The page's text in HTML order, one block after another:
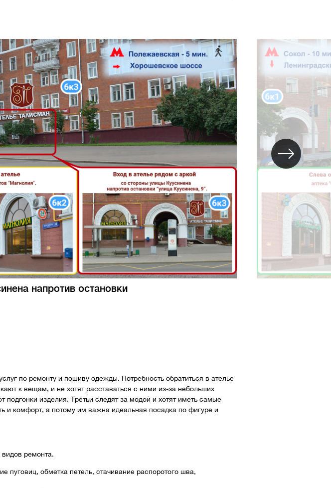
напротив остановки
по ремонту и пошиву одежды. Потребность обратиться в ателье
к вещам, и не хотят расставаться с ними из-за небольших
изделия. Третьи следят за модой и хотят иметь самые
и комфорт, а потому им важна идеальная посадка по фигуре и
ремонта.
пуговиц, обметка петель, стачивание распоротого шва,